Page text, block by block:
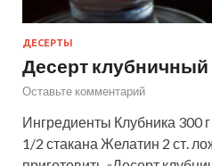
ДЕСЕРТЫ
Десерт клубничный
Оставьте комментарий
Ингредиенты Клубника 300
1/2 стакана Желатин 2 ст.